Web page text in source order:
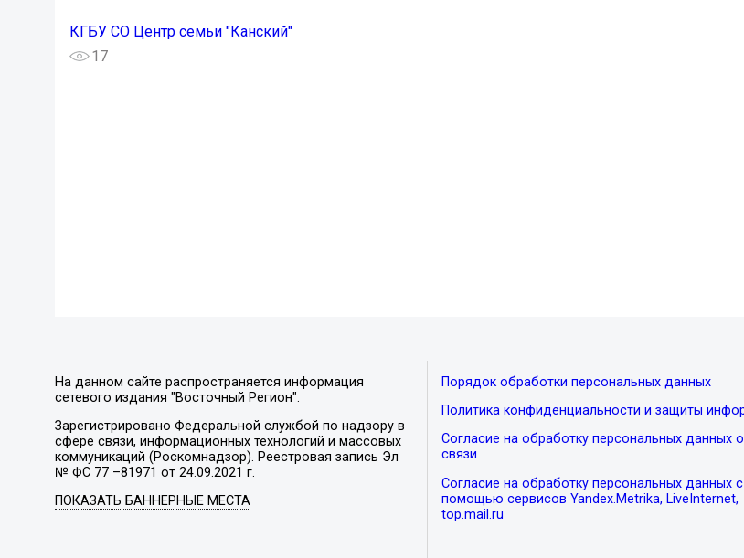
КГБУ СО Центр семьи "Канский"
17
На данном сайте распространяется информация
сетевого издания "Восточный Регион".
Зарегистрировано Федеральной службой по надзору в
сфере связи, информационных технологий и массовых
коммуникаций (Роскомнадзор). Реестровая запись Эл
№ ФС 77 –81971 от 24.09.2021 г.
ПОКАЗАТЬ БАННЕРНЫЕ МЕСТА
Порядок обработки персональных данных
Политика конфиденциальности и защиты
Согласие на обработку персональных данных
связи
Согласие на обработку персональных данных с
помощью сервисов Yandex.Metrika, LiveInternet,
top.mail.ru